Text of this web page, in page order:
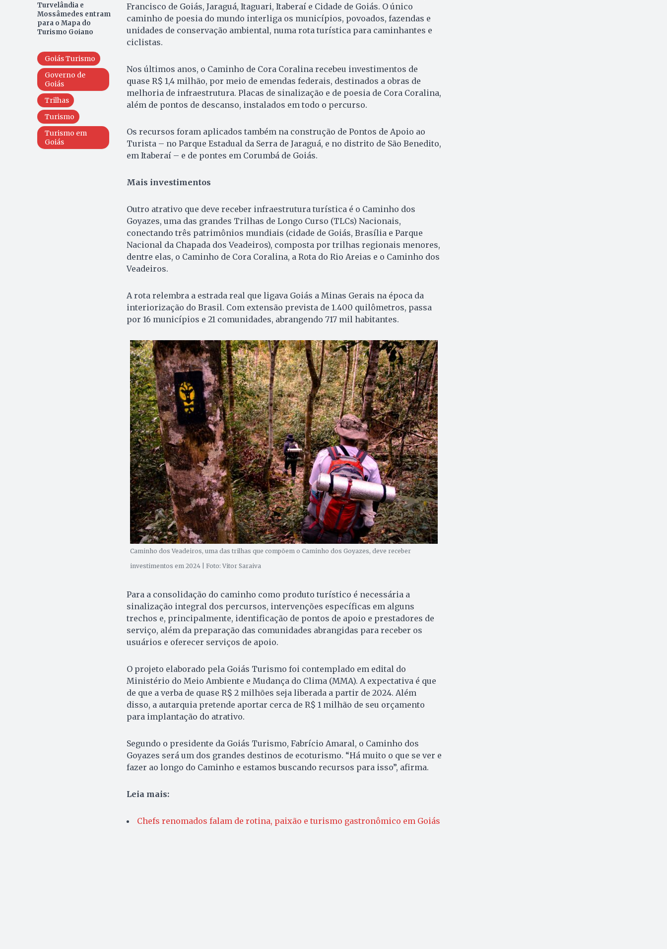
Turvelândia e
Mossâmedes entram
para o Mapa do
Turismo Goiano
Goiás Turismo
Governo de
Goiás
Trilhas
Turismo
Turismo em
Goiás
Francisco de Goiás, Jaraguá, Itaguari, Itaberaí e Cidade de Goiás. O único
caminho de poesia do mundo interliga os municípios, povoados, fazendas e
unidades de conservação ambiental, numa rota turística para caminhantes e
ciclistas.
Nos últimos anos, o Caminho de Cora Coralina recebeu investimentos de
quase R$ 1,4 milhão, por meio de emendas federais, destinados a obras de
melhoria de infraestrutura. Placas de sinalização e de poesia de Cora Coralina,
além de pontos de descanso, instalados em todo o percurso.
Os recursos foram aplicados também na construção de Pontos de Apoio ao
Turista – no Parque Estadual da Serra de Jaraguá, e no distrito de São Benedito,
em Itaberaí – e de pontes em Corumbá de Goiás.
Mais investimentos
Outro atrativo que deve receber infraestrutura turística é o Caminho dos
Goyazes, uma das grandes Trilhas de Longo Curso (TLCs) Nacionais,
conectando três patrimônios mundiais (cidade de Goiás, Brasília e Parque
Nacional da Chapada dos Veadeiros), composta por trilhas regionais menores,
dentre elas, o Caminho de Cora Coralina, a Rota do Rio Areias e o Caminho dos
Veadeiros.
A rota relembra a estrada real que ligava Goiás a Minas Gerais na época da
interiorização do Brasil. Com extensão prevista de 1.400 quilômetros, passa
por 16 municípios e 21 comunidades, abrangendo 717 mil habitantes.
Caminho dos Veadeiros, uma das trilhas que compõem o Caminho dos Goyazes, deve receber
investimentos em 2024 | Foto: Vitor Saraiva
Para a consolidação do caminho como produto turístico é necessária a
sinalização integral dos percursos, intervenções específicas em alguns
trechos e, principalmente, identificação de pontos de apoio e prestadores de
serviço, além da preparação das comunidades abrangidas para receber os
usuários e oferecer serviços de apoio.
O projeto elaborado pela Goiás Turismo foi contemplado em edital do
Ministério do Meio Ambiente e Mudança do Clima (MMA). A expectativa é que
de que a verba de quase R$ 2 milhões seja liberada a partir de 2024. Além
disso, a autarquia pretende aportar cerca de R$ 1 milhão de seu orçamento
para implantação do atrativo.
Segundo o presidente da Goiás Turismo, Fabrício Amaral, o Caminho dos
Goyazes será um dos grandes destinos de ecoturismo. “Há muito o que se ver e
fazer ao longo do Caminho e estamos buscando recursos para isso”, afirma.
Leia mais:
Chefs renomados falam de rotina, paixão e turismo gastronômico em Goiás